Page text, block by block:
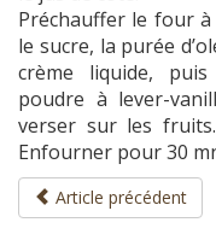
Préchauffer le four à
le sucre, la purée
crème liquide,
poudre à lever-
verser sur les
Enfourner pour 30
Article précédent